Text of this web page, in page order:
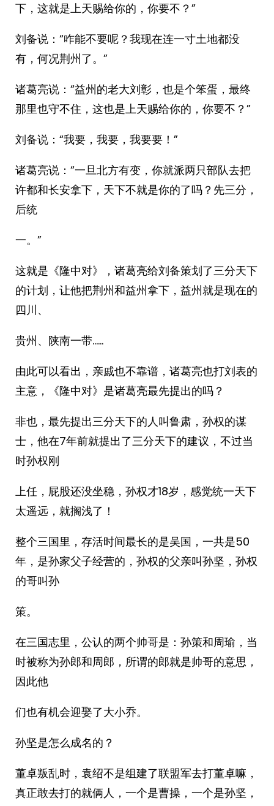
下，这就是上天赐给你的，你要不？”
刘备说：“咋能不要呢？我现在连一寸土地都没
有，何况荆州了。”
诸葛亮说：“益州的老大刘彰，也是个笨蛋，最终
那里也守不住，这也是上天赐给你的，你要不？”
刘备说：“我要，我要，我要要！”
诸葛亮说：“一旦北方有变，你就派两只部队去把
许都和长安拿下，天下不就是你的了吗？先三分，
后统
一。”
这就是《隆中对》，诸葛亮给刘备策划了三分天下
的计划，让他把荆州和益州拿下，益州就是现在的
四川、
贵州、陕南一带……
由此可以看出，亲戚也不靠谱，诸葛亮也打刘表的
主意，《隆中对》是诸葛亮最先提出的吗？
非也，最先提出三分天下的人叫鲁肃，孙权的谋
士，他在7年前就提出了三分天下的建议，不过当
时孙权刚
上任，屁股还没坐稳，孙权才18岁，感觉统一天下
太遥远，就搁浅了！
整个三国里，存活时间最长的是吴国，一共是50
年，是孙家父子经营的，孙权的父亲叫孙坚，孙权
的哥叫孙
策。
在三国志里，公认的两个帅哥是：孙策和周瑜，当
时被称为孙郎和周郎，所谓的郎就是帅哥的意思，
因此他
们也有机会迎娶了大小乔。
孙坚是怎么成名的？
董卓叛乱时，袁绍不是组建了联盟军去打董卓嘛，
真正敢去打的就俩人，一个是曹操，一个是孙坚，